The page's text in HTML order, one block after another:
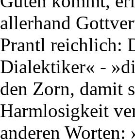
allerhand
Prantl reichlich:
Dialektiker« -
den Zorn, damit
Harmlosigkeit
anderen